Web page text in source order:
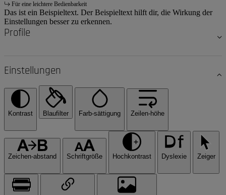
Für eine leichtere Bedienbarkeit
Das ist ein Beispieltext. Der Beispieltext hilft dir, die Wirkung der
Einstellungen besser zu erkennen.
Profile
Einstellungen
Kontrast Blaufilter Farb-sättigung Zeilen-höhe
Zeichen-abstand Schriftgröße Hochkontrast Dyslexie Zeiger